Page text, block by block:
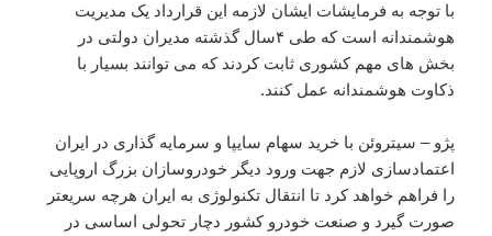
با توجه به فرمایشات ایشان لازمه این قرارداد یک مدیریت
هوشمندانه است که طی ۴سال گذشته مدیران دولتی در
بخش های مهم کشوری ثابت کردند که می توانند بسیار با
ذکاوت هوشمندانه عمل کنند.
پژو – سیتروئن با خرید سهام سایپا و سرمایه گذاری در ایران
اعتمادسازی لازم جهت ورود دیگر خودروسازان بزرگ اروپایی
را فراهم خواهد کرد تا انتقال تکنولوژی به ایران هرچه سریعتر
صورت گیرد و صنعت خودرو کشور دچار تحولی اساسی در